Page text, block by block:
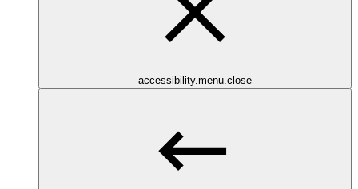
accessibility.menu.close